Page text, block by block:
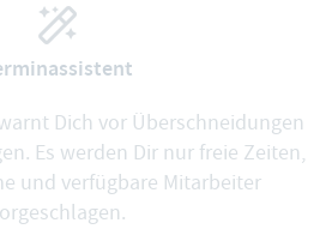
Dich vor Überschneidungen
Es werden Dir nur freie Zeiten,
und verfügbare Mitarbeiter